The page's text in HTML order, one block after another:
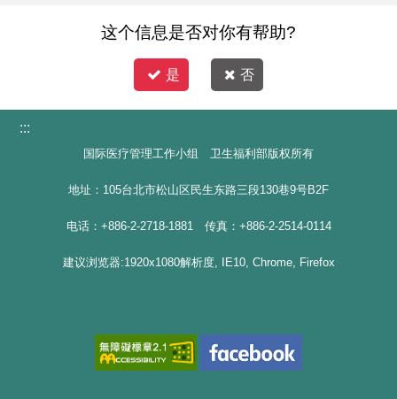
这个信息是否对你有帮助?
是 否
:::
国际医疗管理工作小组 卫生福利部版权所有
地址：105台北市松山区民生东路三段130巷9号B2F
电话：+886-2-2718-1881 传真：+886-2-2514-0114
建议浏览器:1920x1080解析度, IE10, Chrome, Firefox